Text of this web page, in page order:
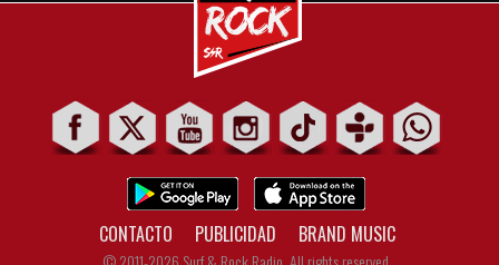
CONTACTO PUBLICIDAD BRAND MUSIC